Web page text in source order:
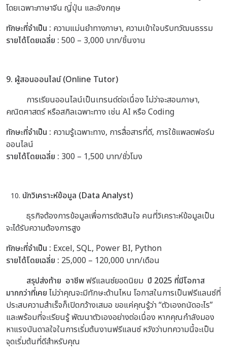
โดยเฉพาะภาษาจีน ญี่ปุ่น และอังกฤษ
ทักษะที่จำเป็น : ความแม่นยำทางภาษา, ความเข้าใจบริบทวัฒนธรรม
รายได้โดยเฉลี่ย : 500 – 3,000 บาท/ชิ้นงาน
9. ผู้สอนออนไลน์ (Online Tutor)
การเรียนออนไลน์เป็นเทรนด์ต่อเนื่อง ไม่ว่าจะสอนภาษา,
คณิตศาสตร์ หรือสกิลเฉพาะทาง เช่น AI หรือ Coding
ทักษะที่จำเป็น : ความรู้เฉพาะทาง, การสื่อสารที่ดี, การใช้แพลตฟอร์ม
ออนไลน์
รายได้โดยเฉลี่ย : 300 – 1,500 บาท/ชั่วโมง
นักวิเคราะห์ข้อมูล (Data Analyst)
ธุรกิจต้องการข้อมูลเพื่อการตัดสินใจ คนที่วิเคราะห์ข้อมูลเป็น
จะได้รับความต้องการสูง
ทักษะที่จำเป็น : Excel, SQL, Power BI, Python
รายได้โดยเฉลี่ย : 25,000 – 120,000 บาท/เดือน
สรุปส่งท้าย อาชีพฟรีแลนซ์ยอดนิยม ปี 2025 ที่มีโอกาส
มากกว่าที่เคย ไม่ว่าคุณจะมีทักษะด้านไหน โอกาสในการเป็นฟรีแลนซ์ที่
ประสบความสำเร็จก็เปิดกว้างเสมอ ขอแค่คุณรู้ว่า “ตัวเองถนัดอะไร”
และพร้อมที่จะเรียนรู้ พัฒนาตัวเองอย่างต่อเนื่อง หากคุณกำลังมอง
หาแรงบันดาลใจในการเริ่มต้นงานฟรีแลนซ์ หวังว่าบทความนี้จะเป็น
จุดเริ่มต้นที่ดีสำหรับคุณ